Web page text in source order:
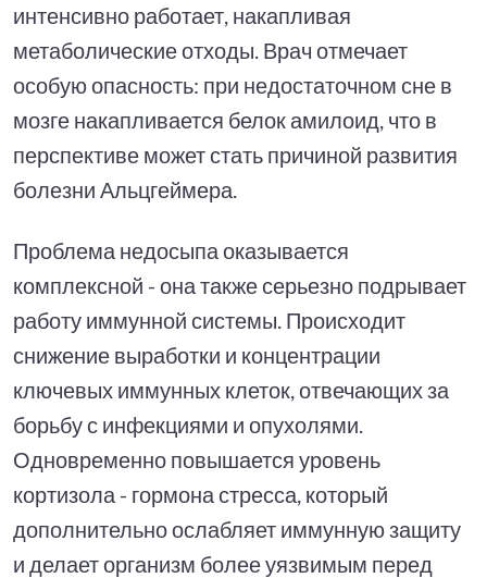
интенсивно работает, накапливая
метаболические отходы. Врач отмечает
особую опасность: при недостаточном сне в
мозге накапливается белок амилоид, что в
перспективе может стать причиной развития
болезни Альцгеймера.
Проблема недосыпа оказывается
комплексной - она также серьезно подрывает
работу иммунной системы. Происходит
снижение выработки и концентрации
ключевых иммунных клеток, отвечающих за
борьбу с инфекциями и опухолями.
Одновременно повышается уровень
кортизола - гормона стресса, который
дополнительно ослабляет иммунную защиту
и делает организм более уязвимым перед